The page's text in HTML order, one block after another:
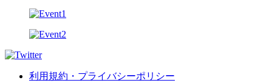
利用規約・プライバシーポリシー